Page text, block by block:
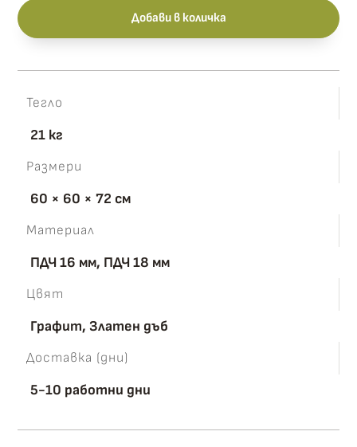
Lusil
B60/72/60
Добави в количка
Тегло
21 кг
Размери
60 × 60 × 72 см
Материал
ПДЧ 16 мм, ПДЧ 18 мм
Цвят
Графит, Златен дъб
Доставка (дни)
5-10 работни дни